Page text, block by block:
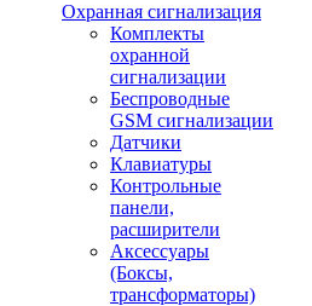
Охранная сигнализация
Комплекты
охранной
сигнализации
Беспроводные
GSM сигнализации
Датчики
Клавиатуры
Контрольные
панели,
расширители
Аксессуары
(Боксы,
трансформаторы)